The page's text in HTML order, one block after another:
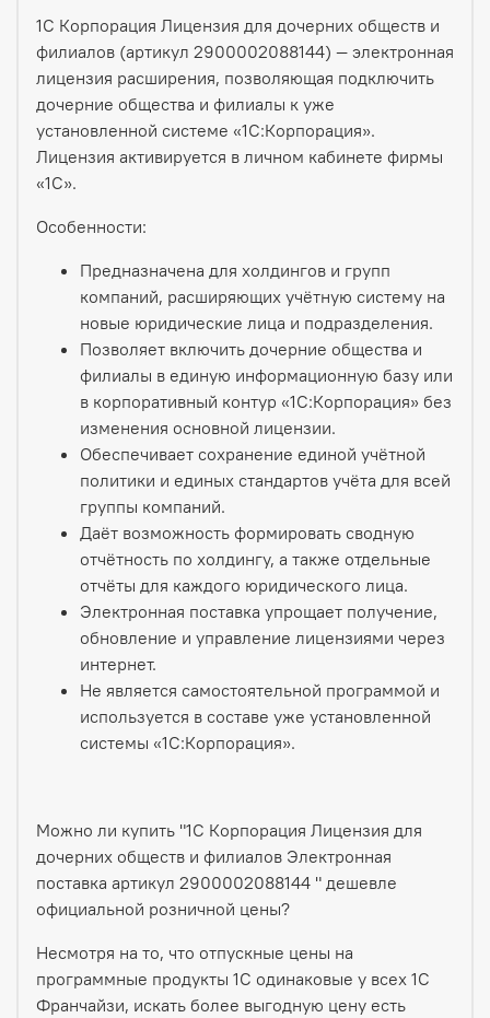
1С Корпорация Лицензия для дочерних обществ и
филиалов (артикул 2900002088144) — электронная
лицензия расширения, позволяющая подключить
дочерние общества и филиалы к уже
установленной системе «1С:Корпорация».
Лицензия активируется в личном кабинете фирмы
«1С».
Особенности:
Предназначена для холдингов и групп
компаний, расширяющих учётную систему на
новые юридические лица и подразделения.
Позволяет включить дочерние общества и
филиалы в единую информационную базу или
в корпоративный контур «1С:Корпорация» без
изменения основной лицензии.
Обеспечивает сохранение единой учётной
политики и единых стандартов учёта для всей
группы компаний.
Даёт возможность формировать сводную
отчётность по холдингу, а также отдельные
отчёты для каждого юридического лица.
Электронная поставка упрощает получение,
обновление и управление лицензиями через
интернет.
Не является самостоятельной программой и
используется в составе уже установленной
системы «1С:Корпорация».
Можно ли купить "1С Корпорация Лицензия для
дочерних обществ и филиалов Электронная
поставка артикул 2900002088144 " дешевле
официальной розничной цены?
Несмотря на то, что отпускные цены на
программные продукты 1С одинаковые у всех 1С
Франчайзи, искать более выгодную цену есть